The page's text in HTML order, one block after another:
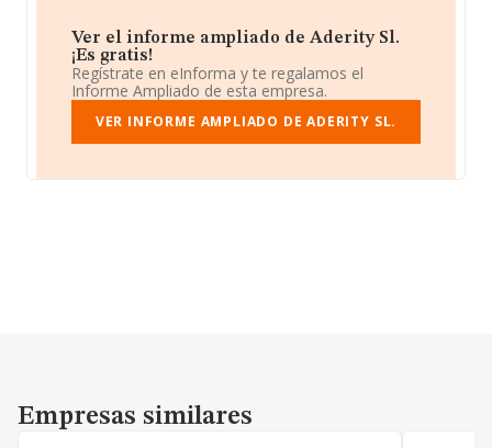
Ver el informe ampliado de Aderity Sl.
¡Es gratis!
Regístrate en eInforma y te regalamos el
Informe Ampliado de esta empresa.
VER INFORME AMPLIADO DE ADERITY SL.
Empresas similares
Empresas similares